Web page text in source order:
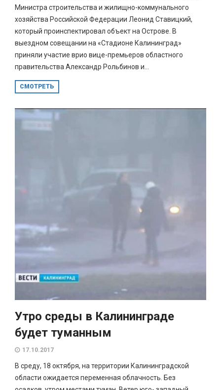
Министра строительства и жилищно-коммунального
хозяйства Российской Федерации Леонид Ставицкий,
который проинспектировал объект на Острове. В
выездном совещании на «Стадионе Калининград»
приняли участие врио вице-премьеров областного
правительства Александр Рольбинов и...
СМОТРЕТЬ
Утро среды в Калининграде
будет туманным
17.10.2017
В среду, 18 октября, на территории Калининградской
области ожидается переменная облачность. Без